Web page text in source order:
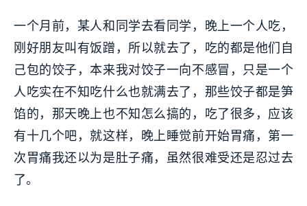
一个月前，某人和同学去看同学，晚上一个人吃，
刚好朋友叫有饭蹭，所以就去了，吃的都是他们自
己包的饺子，本来我对饺子一向不感冒，只是一个
人吃实在不知吃什么也就满去了，那些饺子都是笋
馅的，那天晚上也不知怎么搞的，吃了很多，应该
有十几个吧，就这样，晚上睡觉前开始胃痛，第一
次胃痛我还以为是肚子痛，虽然很难受还是忍过去
了。